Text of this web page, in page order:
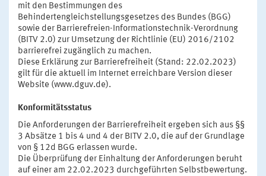
mit den Bestimmungen des
Behindertengleichstellungsgesetzes des Bundes (BGG)
sowie der Barrierefreien-Informationstechnik-Verordnung
(BITV 2.0) zur Umsetzung der Richtlinie (EU) 2016/2102
barrierefrei zugänglich zu machen.
Diese Erklärung zur Barrierefreiheit (Stand: 22.02.2023)
gilt für die aktuell im Internet erreichbare Version dieser
Website (www.dguv.de).
Konformitätsstatus
Die Anforderungen der Barrierefreiheit ergeben sich aus §§
3 Absätze 1 bis 4 und 4 der BITV 2.0, die auf der Grundlage
von § 12d BGG erlassen wurde.
Die Überprüfung der Einhaltung der Anforderungen beruht
auf einer am 22.02.2023 durchgeführten Selbstbewertung.